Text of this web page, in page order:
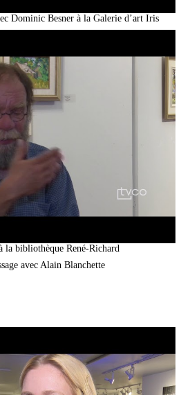
Dominic Besner à la Galerie d’art Iris
la bibliothèque René-Richard
avec Alain Blanchette